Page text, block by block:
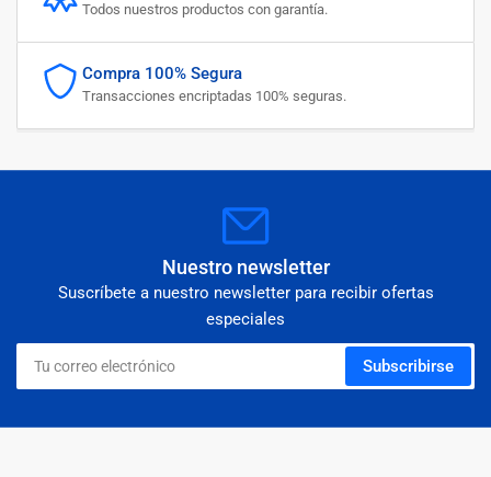
Todos nuestros productos con garantía.
Compra 100% Segura
Transacciones encriptadas 100% seguras.
Nuestro newsletter
Suscríbete a nuestro newsletter para recibir ofertas
especiales
Tu
correo
electrónico
Subscribirse